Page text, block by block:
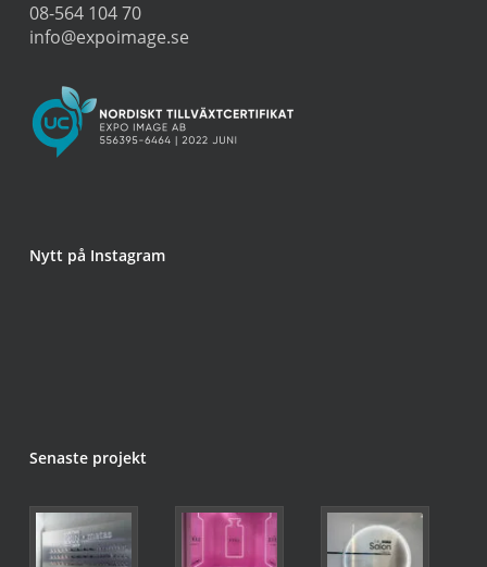
08-564 104 70
info@expoimage.se
Nytt på Instagram
Senaste projekt